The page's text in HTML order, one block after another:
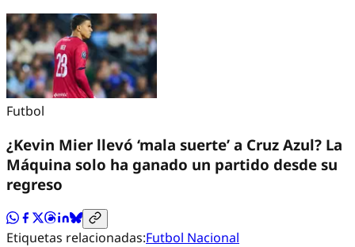
Futbol
¿Kevin Mier llevó ‘mala suerte’ a Cruz Azul? La
Máquina solo ha ganado un partido desde su
regreso
Etiquetas relacionadas:Futbol Nacional